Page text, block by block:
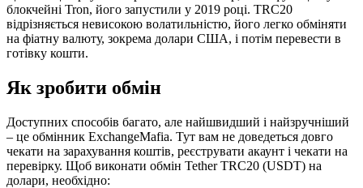
блокчейні Tron, його запустили у 2019 році. TRC20
відрізняється невисокою волатильністю, його легко обміняти
на фіатну валюту, зокрема долари США, і потім перевести в
готівку кошти.
Як зробити обмін
Доступних способів багато, але найшвидший і найзручніший
– це обмінник ExchangeMafia. Тут вам не доведеться довго
чекати на зарахування коштів, реєструвати акаунт і чекати на
перевірку. Щоб виконати обмін Tether TRC20 (USDT) на
долари, необхідно: